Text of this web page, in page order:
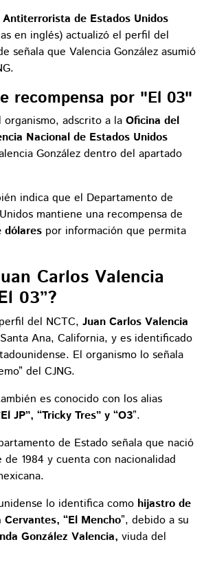
de Estados Unidos
en inglés) actualizó el perfil del
señala que Valencia González asumió
recompensa por "El 03"
organismo, adscrito a la Oficina del
Nacional de Estados Unidos
González dentro del apartado
indica que el Departamento de
mantiene una recompensa de
dólares por información que permita
Carlos Valencia
03”?
del NCTC, Juan Carlos Valencia
Ana, California, y es identificado
El organismo lo señala
del CJNG.
es conocido con los alias
JP”, “Tricky Tres” y “O3”.
de Estado señala que nació
1984 y cuenta con nacionalidad
lo identifica como hijastro de
“El Mencho”, debido a su
González Valencia, viuda del